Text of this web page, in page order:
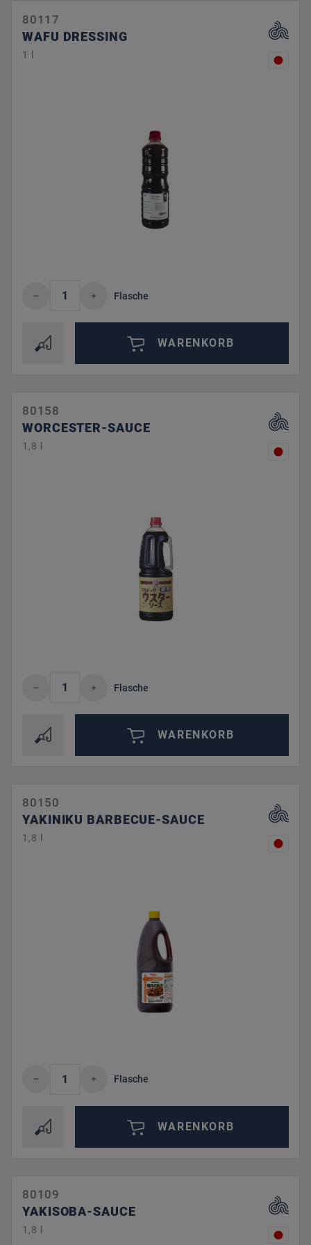
80117
WAFU DRESSING
1 l
Produkt Anzahl: Gib den gewünschten
Flasche
WARENKORB
80158
WORCESTER-SAUCE
1,8 l
Produkt Anzahl: Gib den gewünschten
Flasche
WARENKORB
80150
YAKINIKU BARBECUE-SAUCE
1,8 l
Produkt Anzahl: Gib den gewünschten
Flasche
WARENKORB
80109
YAKISOBA-SAUCE
1,8 l